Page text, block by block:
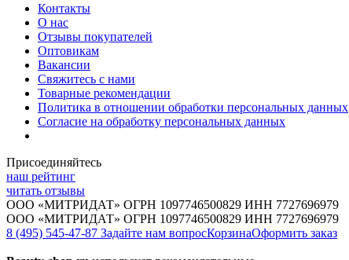
Контакты
О нас
Отзывы покупателей
Оптовикам
Вакансии
Свяжитесь с нами
Товарные рекомендации
Политика в отношении обработки персональных данных
Согласие на обработку персональных данных
Присоединяйтесь
наш рейтинг
читать отзывы
ООО «МИТРИДАТ» ОГРН 1097746500829 ИНН 7727696979
ООО «МИТРИДАТ» ОГРН 1097746500829 ИНН 7727696979
8 (495) 545-47-87 Задайте нам вопросКорзинаОформить заказ